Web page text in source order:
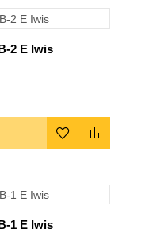
2 E Iwis
1 E Iwis